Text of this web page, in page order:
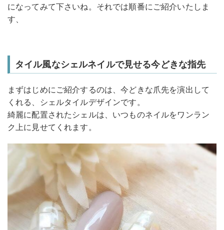
になってみて下さいね。それでは順番にご紹介いたしま
す、
タイル風なシェルネイルで見せる今どきな指先
まずはじめにご紹介するのは、今どきな爪先を演出して
くれる、シェルタイルデザインです。
綺麗に配置されたシェルは、いつものネイルをワンラン
ク上に見せてくれます。